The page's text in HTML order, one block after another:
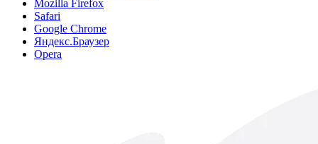
Mozilla Firefox
Safari
Google Chrome
Яндекс.Браузер
Opera